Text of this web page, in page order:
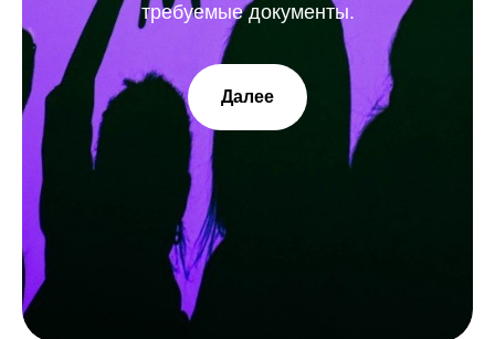
требуемые документы.
Далее